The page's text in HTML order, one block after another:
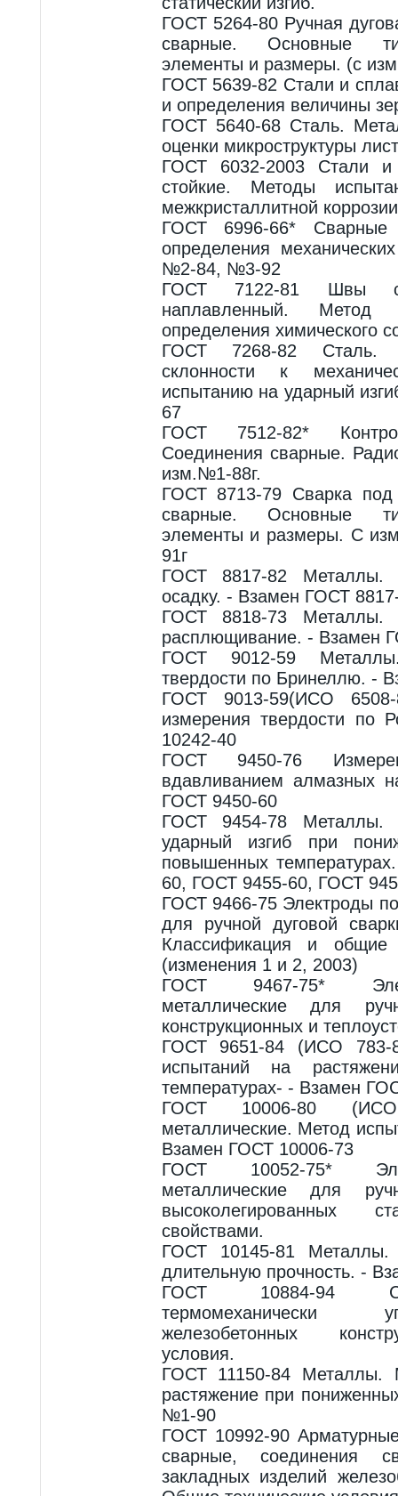
ГОСТ 5264-80 Ручная
сварные. Основные
элементы и размеры. (с
ГОСТ 5639-82 Стали и
и определения величины
ГОСТ 5640-68 Сталь.
оценки микроструктуры
ГОСТ 6032-2003 Стали и
стойкие. Методы
межкристаллитной
ГОСТ 6996-66* Сварные
определения
№2-84, №3-92
ГОСТ 7122-81 Швы
наплавленный.
определения химического
ГОСТ 7268-82 Сталь.
склонности к
испытанию на ударный
67
ГОСТ 7512-82*
Соединения сварные.
изм.№1-88г.
ГОСТ 8713-79 Сварка
сварные. Основные
элементы и размеры. С
91г
ГОСТ 8817-82 Металлы.
осадку. - Взамен ГОСТ
ГОСТ 8818-73 Металлы.
расплющивание. - Взамен
ГОСТ 9012-59
твердости по Бринеллю. -
ГОСТ 9013-59(ИСО
измерения твердости по
10242-40
ГОСТ 9450-76
вдавливанием алмазных
ГОСТ 9450-60
ГОСТ 9454-78 Металлы.
ударный изгиб при
повышенных
60, ГОСТ 9455-60, ГОСТ
ГОСТ 9466-75 Электроды
для ручной дуговой
Классификация и общие
(изменения 1 и 2, 2003)
ГОСТ 9467-75*
металлические для
конструкционных и
ГОСТ 9651-84 (ИСО 783-
испытаний на
температурах- - Взамен
ГОСТ 10006-80
металлические. Метод
Взамен ГОСТ 10006-73
ГОСТ 10052-75*
металлические для
свойствами.
ГОСТ 10145-81
длительную прочность. -
ГОСТ 10884-94
термомеханически
железобетонных
условия.
ГОСТ 11150-84 Металлы.
растяжение при
№1-90
ГОСТ 10992-90
сварные, соединения
закладных изделий